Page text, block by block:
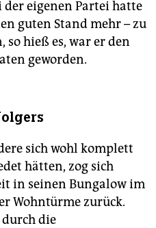
eigenen Partei hatte
guten Stand mehr – zu
so hieß es, war er den
geworden.
sich wohl komplett
hätten, zog sich
in seinen Bungalow im
Wohntürme zurück.
durch die